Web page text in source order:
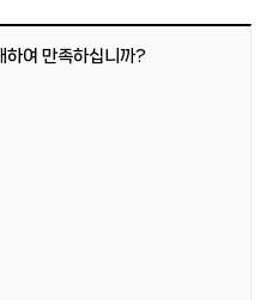
하여 만족하십니까?